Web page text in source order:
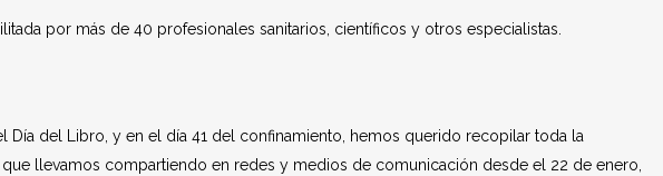
por más de 40 profesionales sanitarios, científicos y otros especialistas.
Día del Libro, y en el día 41 del confinamiento, hemos querido recopilar toda la
llevamos compartiendo en redes y medios de comunicación desde el 22 de enero,